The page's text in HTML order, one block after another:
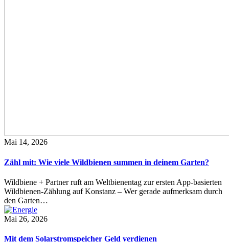
Mai 14, 2026
Zähl mit: Wie viele Wildbienen summen in deinem Garten?
Wildbiene + Partner ruft am Weltbienentag zur ersten App-basierten
Wildbienen-Zählung auf Konstanz – Wer gerade aufmerksam durch
den Garten…
Mai 26, 2026
Mit dem Solarstromspeicher Geld verdienen